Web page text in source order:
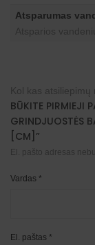
Atsparumas
Kol kas atsiliepimų
BŪKITE PIRMIEJI
GRINDJUOSTĖS
[CM]”
El. pašto adresas
Vardas *
El. paštas *